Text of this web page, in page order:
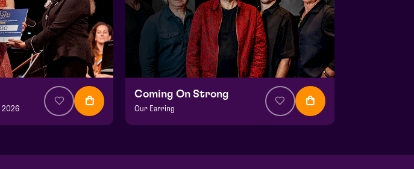
2026
Coming On Strong
Our Earring
wo 9 september 2026 | 20:15